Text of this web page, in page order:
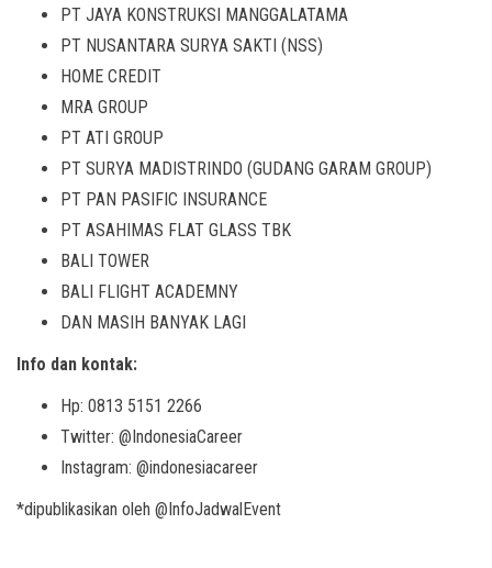
PT JAYA KONSTRUKSI MANGGALATAMA
PT NUSANTARA SURYA SAKTI (NSS)
HOME CREDIT
MRA GROUP
PT ATI GROUP
PT SURYA MADISTRINDO (GUDANG GARAM GROUP)
PT PAN PASIFIC INSURANCE
PT ASAHIMAS FLAT GLASS TBK
BALI TOWER
BALI FLIGHT ACADEMNY
DAN MASIH BANYAK LAGI
Info dan kontak:
Hp: 0813 5151 2266
Twitter: @IndonesiaCareer
Instagram: @indonesiacareer
*dipublikasikan oleh @InfoJadwalEvent